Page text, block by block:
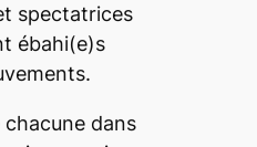
spectatrices
ébahi(e)s
chacune dans